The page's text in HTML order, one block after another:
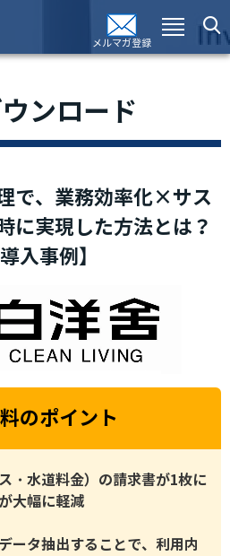
メルマガ登録
ンロード
で、業務効率化×サス
に実現した方法とは？
入事例】
のポイント
・水道料金）の請求書が1枚に
大幅に軽減
ータ抽出することで、利用内